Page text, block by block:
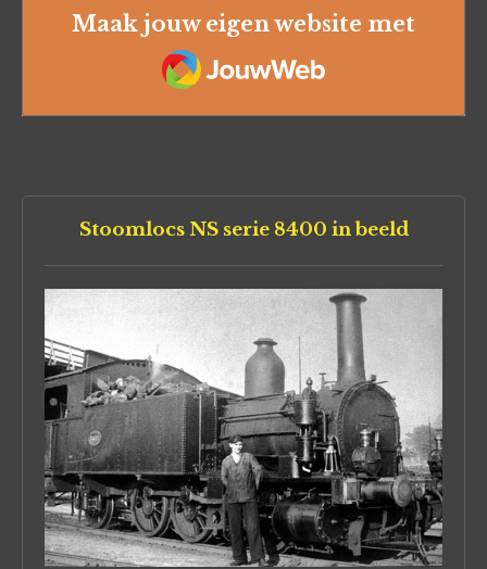
Maak jouw eigen website met
JouwWeb
Stoomlocs NS serie 8400 in beeld